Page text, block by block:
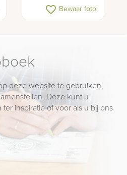
favorite_border Bewaar foto
deze website te gebruiken,
Deze kunt u
inspiratie of voor als u bij ons